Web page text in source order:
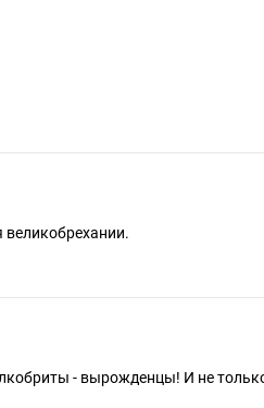
- вырожденцы! И не